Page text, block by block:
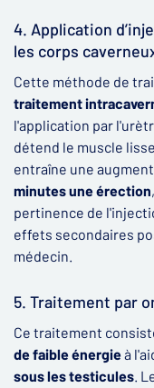
4. Application
les corps
Cette méthode de
traitement
l'application par
détend le muscle
entraîne une
minutes une érection,
pertinence de
effets secondaires
médecin.
5. Traitement par
Ce traitement
de faible énergieà
sous les testicules.